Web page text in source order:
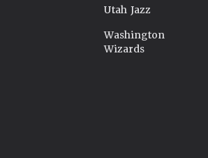
Utah Jazz
Washington
Wizards